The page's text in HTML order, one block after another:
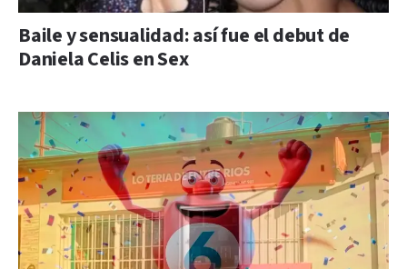
Baile y sensualidad: así fue el debut de
Daniela Celis en Sex